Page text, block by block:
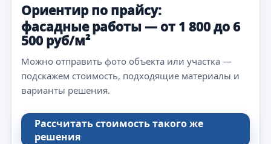
Ориентир по прайсу:
фасадные работы — от 1 800 до 6
500 руб/м²
Можно отправить фото объекта или участка —
подскажем стоимость, подходящие материалы и
варианты решения.
Рассчитать стоимость такого же
решения